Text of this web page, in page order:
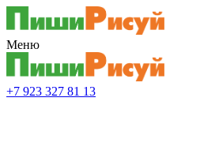
Меню
+7 923 327 81 13